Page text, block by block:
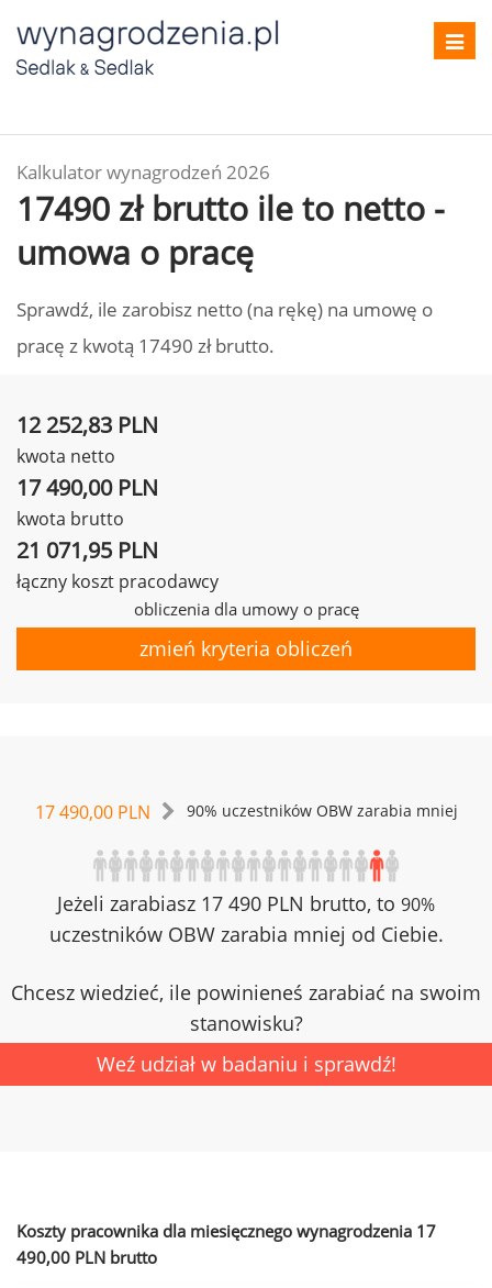
Kalkulator wynagrodzeń 2026
17490 zł brutto ile to netto -
umowa o pracę
Sprawdź, ile zarobisz netto (na rękę) na umowę o
pracę z kwotą 17490 zł brutto.
12 252,83 PLN
kwota netto
17 490,00 PLN
kwota brutto
21 071,95 PLN
łączny koszt pracodawcy
obliczenia dla umowy o pracę
zmień kryteria obliczeń
17 490,00 PLN 90% uczestników OBW zarabia mniej
Jeżeli zarabiasz 17 490 PLN brutto, to 90%
uczestników OBW zarabia mniej od Ciebie.
Chcesz wiedzieć, ile powinieneś zarabiać na swoim
stanowisku?
Weź udział w badaniu i sprawdź!
Koszty pracownika dla miesięcznego wynagrodzenia 17
490,00 PLN brutto